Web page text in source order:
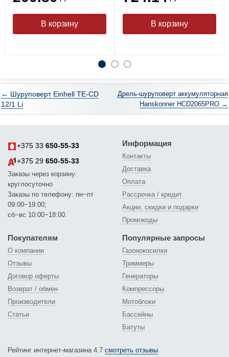
← Шуруповерт Einhell TE-CD
12/1 Li
Дрель-шуруповерт аккумуляторная
Hanskonner HCD2065PRO →
+375 33 650-55-33
+375 29 650-55-33
Заказы через корзину:
круглосуточно
Заказы по телефону: пн−пт
09:00−19:00;
сб−вс 10:00−18:00.
Информация
Контакты
Доставка
Оплата
Рассрочка / кредит
Акции, скидки и подарки
Промокоды
Покупателям
О компании
Отзывы
Договор оферты
Возврат / обмен
Производители
Статьи
Популярные запросы
Газонокосилки
Триммеры
Генераторы
Компрессоры
Мотоблоки
Бассейны
Батуты
Рейтинг интернет-магазина 4.7 смотреть отзывы